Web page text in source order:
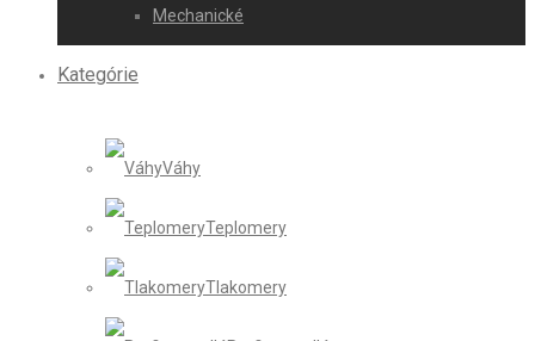
Mechanické
Kategórie
Váhy
Teplomery
Tlakomery